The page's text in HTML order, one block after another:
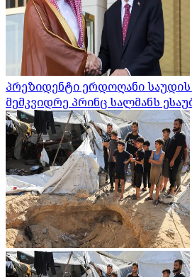
პრეზიდენტი ერდოღანი საუდის
მემკვიდრე პრინც სალმანს